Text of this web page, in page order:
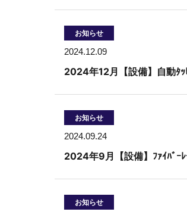
お知らせ
2024.12.09
2024年12月【設備】自動ﾀｯ
お知らせ
2024.09.24
2024年9月【設備】ﾌｧｲﾊﾞｰﾚ
お知らせ